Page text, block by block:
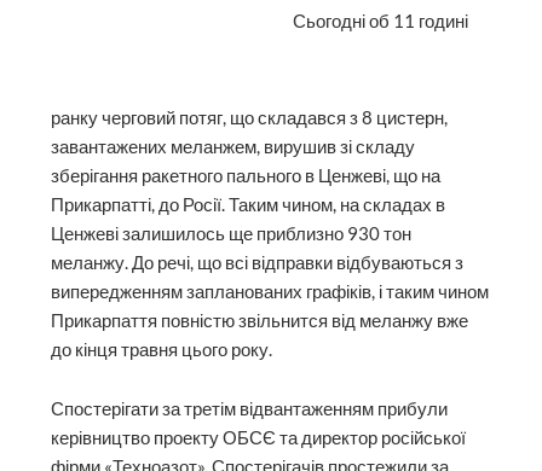
Сьогодні об 11 годині
ранку черговий потяг, що складався з 8 цистерн,
завантажених меланжем, вирушив зі складу
зберігання ракетного пального в Ценжеві, що на
Прикарпатті, до Росії. Таким чином, на складах в
Ценжеві залишилось ще приблизно 930 тон
меланжу. До речі, що всі відправки відбуваються з
випередженням запланованих графіків, і таким чином
Прикарпаття повністю звільнится від меланжу вже
до кінця травня цього року.
Спостерігати за третім відвантаженням прибули
керівництво проекту ОБСЄ та директор російської